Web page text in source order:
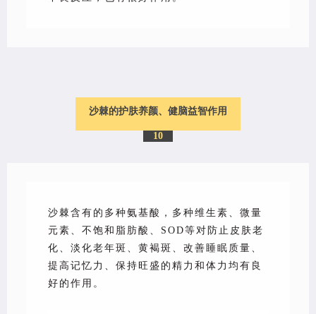
沙棘的护肤养颜、健脑益智作用
10
沙棘含有的多 种氨基酸，多种维生素、微量
元素、不饱和脂肪酸、SOD等对防止皮肤老
化、淡化老年斑、黄褐斑、改善睡眠质量、
提高记忆力、保持旺盛的精力和体力均有良
好的作用。